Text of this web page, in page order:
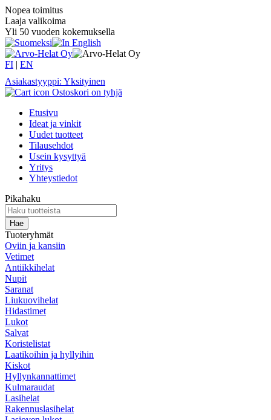
Nopea toimitus
Laaja valikoima
Yli 50 vuoden kokemuksella
FI | EN
Asiakastyyppi: Yksityinen
Ostoskori on tyhjä
Etusivu
Ideat ja vinkit
Uudet tuotteet
Tilausehdot
Usein kysyttyä
Yritys
Yhteystiedot
Pikahaku
Tuoteryhmät
Oviin ja kansiin
Vetimet
Antiikkihelat
Nupit
Saranat
Liukuovihelat
Hidastimet
Lukot
Salvat
Koristelistat
Laatikoihin ja hyllyihin
Kiskot
Hyllynkannattimet
Kulmaraudat
Lasihelat
Rakennuslasihelat